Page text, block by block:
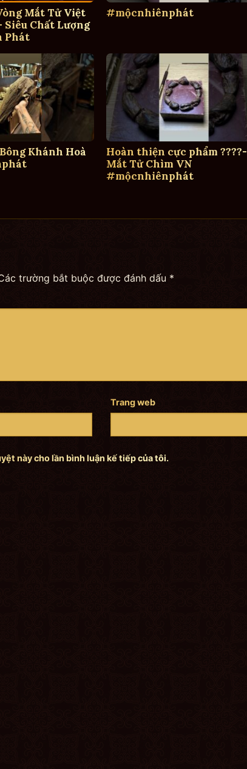
Mắt Tử Việt
Siêu Chất Lượng
Phát
#mộcnhiênphát
Khánh Hoà
Hoàn thiện cực phẩm ????-
Mắt Tử Chìm VN
#mộcnhiênphát
trường bắt buộc được đánh dấu *
Trang web
này cho lần bình luận kế tiếp của tôi.